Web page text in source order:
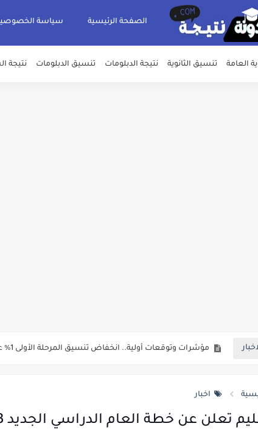
الصفحة الرئيسية سياسة
العامة تنسيق الثانوية نتيجة الدبلومات تنسيق الدبلومات نتيجة
نتيجة الثانوية العامة ملف اكسل .. كشوف درجات طلاب الثانوية العامة 2026 جميع المدارس والمحافظات
اخبار
تعلن عن خطة العام الدراسي الجديد 2022/2023